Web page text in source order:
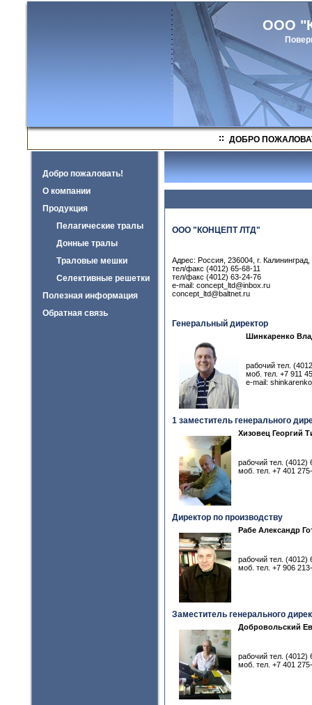
ООО
ДОБРО
Добро пожаловать!
О компании
Продукция
Пелагические тралы
Донные тралы
Траловые мешки
Селективные решетки
Полезная информация
Обратная связь
ООО "КОНЦЕПТ ЛТД"
Адрес: Россия, 236004, г.
тел/факс (4012) 65-68-11
тел/факс (4012) 63-24-76
e-mail: concept_ltd@inbox.ru
concept_ltd@baltnet.ru
Генеральный директор
Шинкаренко
рабочий тел.
моб. тел. +7 911
e-mail:
1 заместитель генерального
Хизовец Георгий
рабочий тел. (4012)
моб. тел. +7 401
Директор по производству
Рабе Александр
рабочий тел. (4012)
моб. тел. +7 906
Заместитель генерального
Добровольский
рабочий тел. (4012)
моб. тел. +7 401